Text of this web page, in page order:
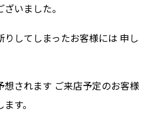
いました。
してしまったお客様には 申し
されます ご来店予定のお客様
す。